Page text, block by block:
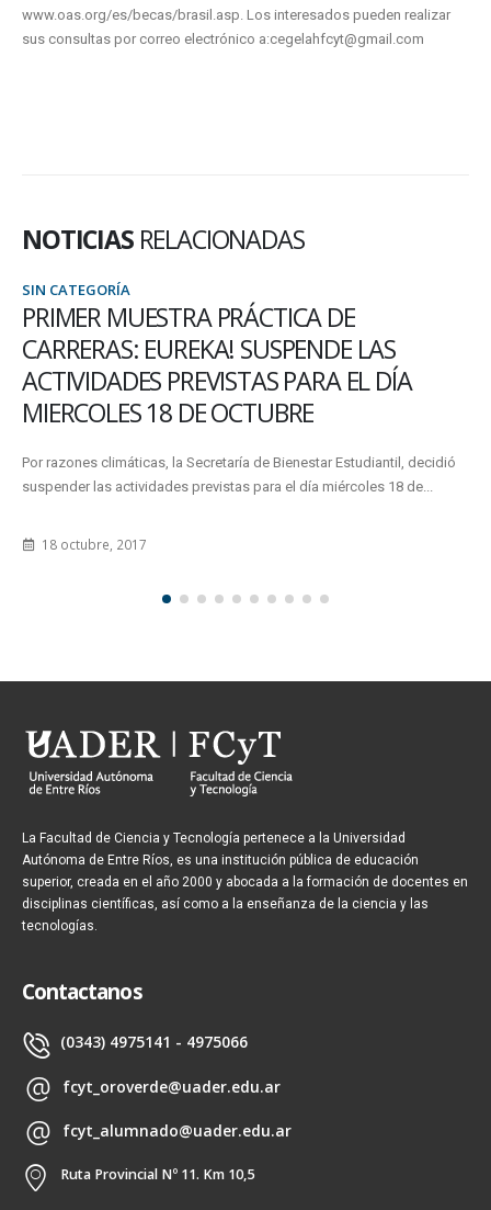
www.oas.org/es/becas/brasil.asp. Los interesados pueden realizar
sus consultas por correo electrónico a:cegelahfcyt@gmail.com
NOTICIAS RELACIONADAS
SIN CATEGORÍA
PRIMER MUESTRA PRÁCTICA DE
CARRERAS: EUREKA! SUSPENDE LAS
ACTIVIDADES PREVISTAS PARA EL DÍA
MIERCOLES 18 DE OCTUBRE
Por razones climáticas, la Secretaría de Bienestar Estudiantil, decidió
suspender las actividades previstas para el día miércoles 18 de...
18 octubre, 2017
La Facultad de Ciencia y Tecnología pertenece a la Universidad
Autónoma de Entre Ríos, es una institución pública de educación
superior, creada en el año 2000 y abocada a la formación de docentes en
disciplinas científicas, así como a la enseñanza de la ciencia y las
tecnologías.
Contactanos
(0343) 4975141 - 4975066
fcyt_oroverde@uader.edu.ar
fcyt_alumnado@uader.edu.ar
Ruta Provincial Nº 11. Km 10,5